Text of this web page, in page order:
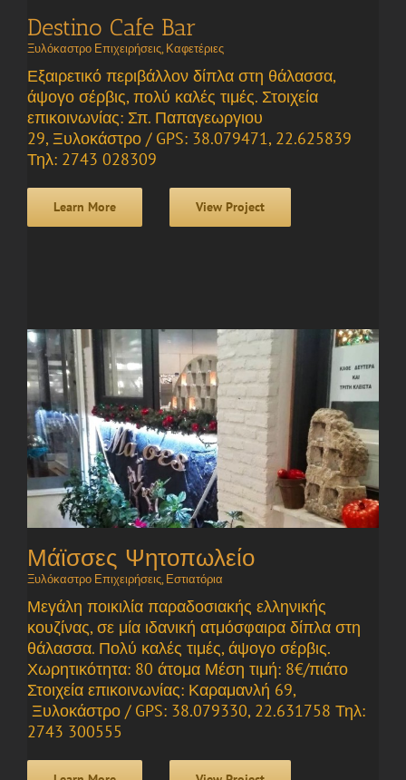
Destino Cafe Bar
Ξυλόκαστρο Επιχειρήσεις,Καφετέριες
Εξαιρετικό περιβάλλον δίπλα στη θάλασσα,
άψογο σέρβις, πολύ καλές τιμές. Στοιχεία
επικοινωνίας: Σπ. Παπαγεωργιου
29, Ξυλοκάστρο / GPS: 38.079471, 22.625839
Τηλ: 2743 028309
Learn More View Project
Μάϊσσες Ψητοπωλείο
Ξυλόκαστρο Επιχειρήσεις, Εστιατόρια
Μεγάλη ποικιλία παραδοσιακής ελληνικής
κουζίνας, σε μία ιδανική ατμόσφαιρα δίπλα στη
θάλασσα. Πολύ καλές τιμές, άψογο σέρβις.
Χωρητικότητα: 80 άτομα Μέση τιμή: 8€/πιάτο
Στοιχεία επικοινωνίας: Καραμανλή 69,
Ξυλοκάστρο / GPS: 38.079330, 22.631758 Τηλ:
2743 300555